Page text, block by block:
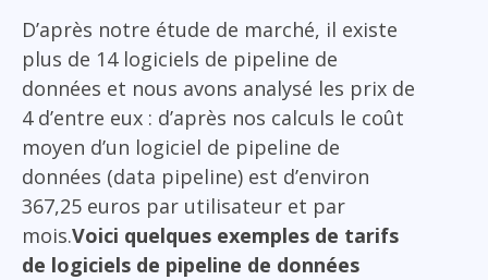
D’après notre étude de marché, il existe
plus de 14 logiciels de pipeline de
données et nous avons analysé les prix de
4 d’entre eux : d’après nos calculs le coût
moyen d’un logiciel de pipeline de
données (data pipeline) est d’environ
367,25 euros par utilisateur et par
mois.Voici quelques exemples de tarifs
de logiciels de pipeline de données